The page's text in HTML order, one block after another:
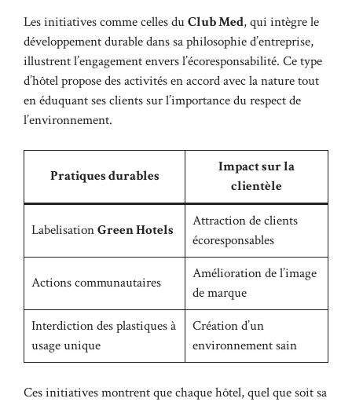
Les initiatives comme celles duClub Med, qui intègre le
développement durable dans sa philosophie d’entreprise,
illustrent l’engagement envers l’écoresponsabilité. Ce type
d’hôtel propose des activités en accord avec la nature tout
en éduquant ses clients sur l’importance du respect de
l’environnement.
Pratiques durables
Impact sur la
clientèle
LabelisationGreen Hotels
Attraction de clients
écoresponsables
Actions communautaires
Amélioration de l’image
de marque
Interdiction des plastiques à
usage unique
Création d’un
environnement sain
Ces initiatives montrent que chaque hôtel, quel que soit sa